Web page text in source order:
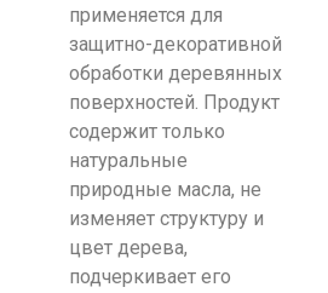
применяется для
защитно-декоративной
обработки деревянных
поверхностей. Продукт
содержит только
натуральные
природные масла, не
изменяет структуру и
цвет дерева,
подчеркивает его